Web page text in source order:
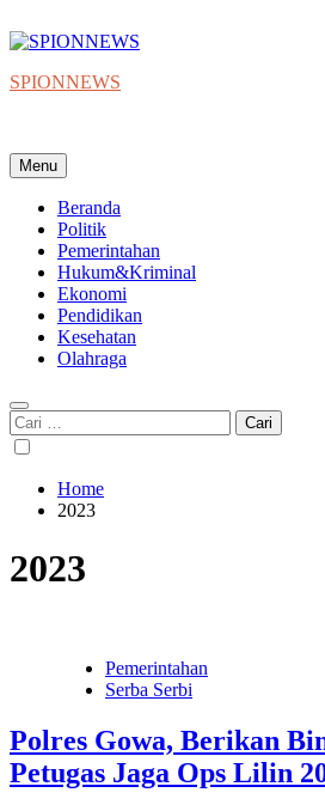
to
SPIONNEWS
Menu
Beranda
Politik
Pemerintahan
Hukum&Kriminal
Ekonomi
Pendidikan
Kesehatan
Olahraga
Cari
untuk:
Home
2023
2023
Pemerintahan
Serba Serbi
Polres Gowa, Berikan
Petugas Jaga Ops Lilin